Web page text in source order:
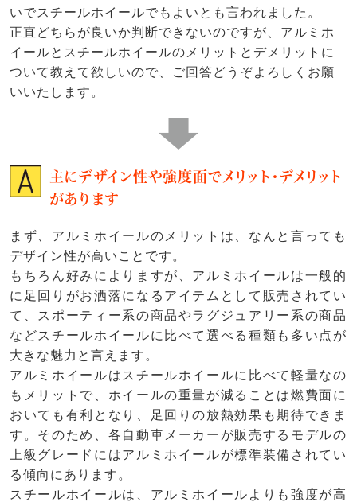
いでスチールホイールでもよいとも言われました。
正直どちらが良いか判断できないのですが、アルミホ
イールとスチールホイールのメリットとデメリットに
ついて教えて欲しいので、ご回答どうぞよろしくお願
いいたします。
主にデザイン性や強度面でメリット・デメリット
があります
まず、アルミホイールのメリットは、なんと言っても
デザイン性が高いことです。
もちろん好みによりますが、アルミホイールは一般的
に足回りがお洒落になるアイテムとして販売されてい
て、スポーティー系の商品やラグジュアリー系の商品
などスチールホイールに比べて選べる種類も多い点が
大きな魅力と言えます。
アルミホイールはスチールホイールに比べて軽量なの
もメリットで、ホイールの重量が減ることは燃費面に
おいても有利となり、足回りの放熱効果も期待できま
す。そのため、各自動車メーカーが販売するモデルの
上級グレードにはアルミホイールが標準装備されてい
る傾向にあります。
スチールホイールは、アルミホイールよりも強度が高